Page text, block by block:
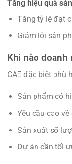
Tăng hiệu quả
Tăng tỷ lệ đạt
Giảm lỗi sản
Khi nào doanh
CAE đặc biệt phù
Sản phẩm có
Yêu cầu cao
Sản xuất số
Dự án cần tối